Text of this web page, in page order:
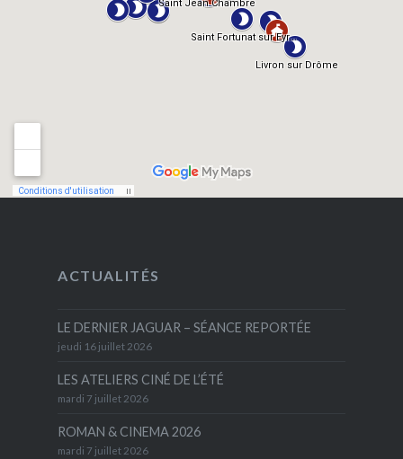
ACTUALITÉS
LE DERNIER JAGUAR – SÉANCE REPORTÉE
jeudi 16 juillet 2026
LES ATELIERS CINÉ DE L’ÉTÉ
mardi 7 juillet 2026
ROMAN & CINEMA 2026
mardi 7 juillet 2026